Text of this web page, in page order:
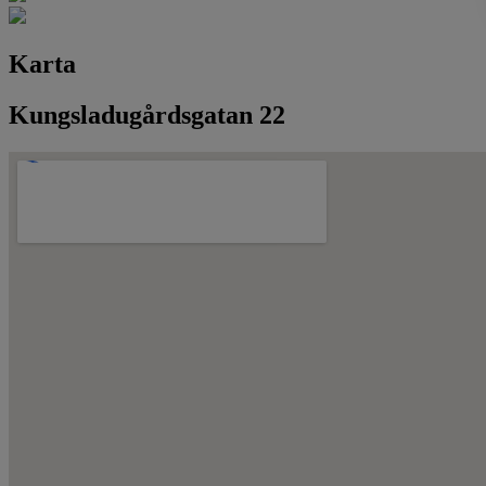
Karta
Kungsladugårdsgatan 22